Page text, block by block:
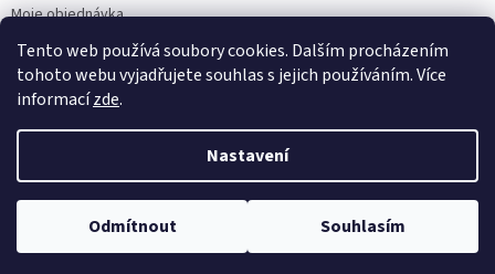
Tento web používá soubory cookies. Dalším procházením
tohoto webu vyjadřujete souhlas s jejich používáním. Více
informacízde.
Nastavení
Odmítnout Souhlasím
Moje objednávka
Odstoupení od smlouvy
Copyright 2026www.hummel-kluby.cz. Všechna práva vyhrazena.
Upravit nastavení cookies